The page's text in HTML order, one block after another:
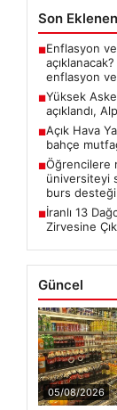
Son
■Enflasyon
enflasyon
■Yüksek
açıklandı,
■Açık Hava
bahçe
■Öğrencilere
üniversiteyi
burs desteği
■İranlı 13
Zirvesine
Güncel
05/08/2026